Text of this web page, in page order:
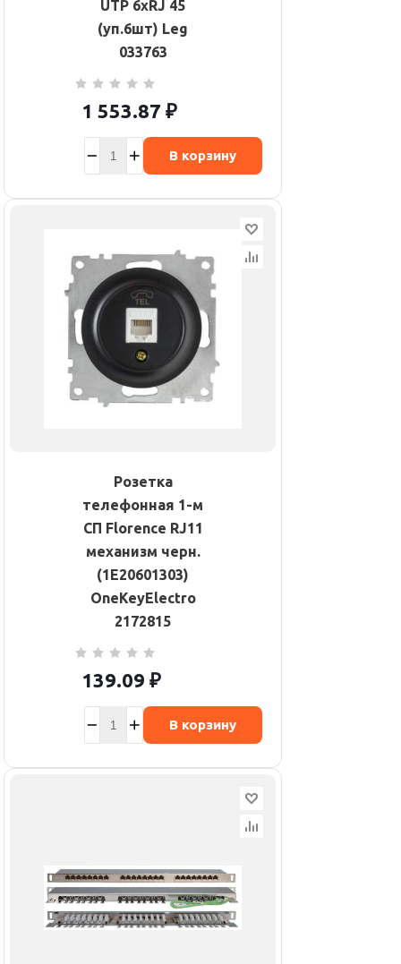
UTP 6хRJ 45
(уп.6шт) Leg
033763
1 553.87 ₽
В корзину
Розетка
телефонная 1-м
СП Florence RJ11
механизм черн.
(1E20601303)
OneKeyElectro
2172815
139.09 ₽
В корзину